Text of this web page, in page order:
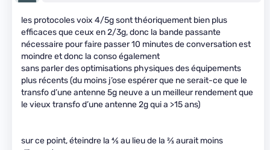
les protocoles voix 4/5g sont théoriquement bien plus
efficaces que ceux en 2/3g, donc la bande passante
nécessaire pour faire passer 10 minutes de conversation est
moindre et donc la conso également
sans parler des optimisations physiques des équipements
plus récents (du moins j’ose espérer que ne serait-ce que le
transfo d’une antenne 5g neuve a un meilleur rendement que
le vieux transfo d’une antenne 2g qui a >15 ans)
sur ce point, éteindre la 4⁄5au lieu de la 2⁄3aurait moins